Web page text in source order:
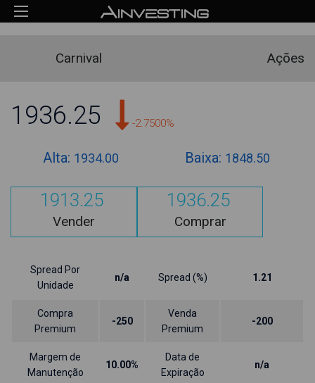
Carnival Ações
1936.25 -2.7500%
Alta: 1934.00 Baixa: 1848.50
1913.25
Vender
1936.25
Comprar
Spread Por
Unidade
n/a Spread (%) 1.21
Compra
Premium
-250
Venda
Premium
-200
Margem de
Manutenção
10.00%
Data de
Expiração
n/a